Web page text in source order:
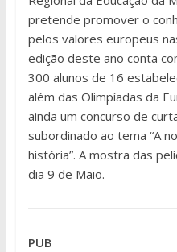
pretende promover o
pelos valores europeus
edição deste ano conta
300 alunos de 16
além das Olimpíadas da
ainda um concurso de
subordinado ao tema “A
história”. A mostra das
dia 9 de Maio.
PUB